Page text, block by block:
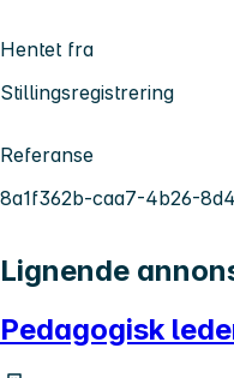
Hentet fra
Stillingsregistrering
Referanse
8a1f362b-caa7-4b26-
Lignende
Pedagogisk